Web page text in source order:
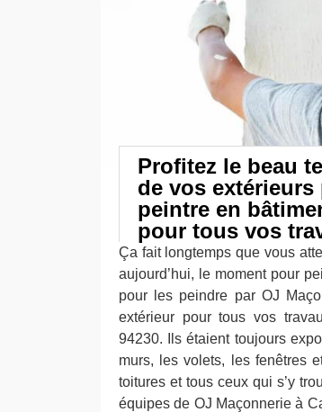
Profitez le beau
de vos extérieurs
peintre en
pour tous vos
Ça fait longtemps que vous
aujourd’hui, le moment pour
pour les peindre par OJ
extérieur pour tous vos
94230. Ils étaient toujours
murs, les volets, les fenêtres
toitures et tous ceux qui s’y
équipes de OJ Maçonnerie à